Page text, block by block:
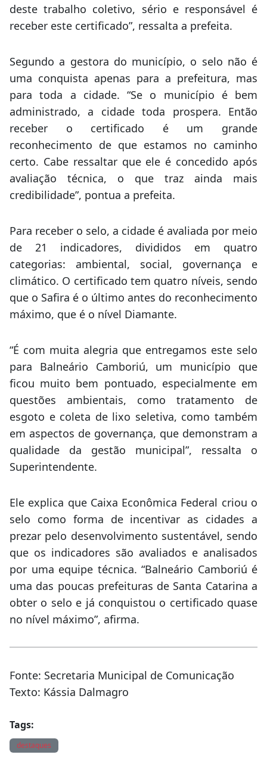
deste trabalho coletivo, sério e responsável é
receber este certificado”, ressalta a prefeita.
Segundo a gestora do município, o selo não é
uma conquista apenas para a prefeitura, mas
para toda a cidade. “Se o município é bem
administrado, a cidade toda prospera. Então
receber o certificado é um grande
reconhecimento de que estamos no caminho
certo. Cabe ressaltar que ele é concedido após
avaliação técnica, o que traz ainda mais
credibilidade”, pontua a prefeita.
Para receber o selo, a cidade é avaliada por meio
de 21 indicadores, divididos em quatro
categorias: ambiental, social, governança e
climático. O certificado tem quatro níveis, sendo
que o Safira é o último antes do reconhecimento
máximo, que é o nível Diamante.
“É com muita alegria que entregamos este selo
para Balneário Camboriú, um município que
ficou muito bem pontuado, especialmente em
questões ambientais, como tratamento de
esgoto e coleta de lixo seletiva, como também
em aspectos de governança, que demonstram a
qualidade da gestão municipal”, ressalta o
Superintendente.
Ele explica que Caixa Econômica Federal criou o
selo como forma de incentivar as cidades a
prezar pelo desenvolvimento sustentável, sendo
que os indicadores são avaliados e analisados
por uma equipe técnica. “Balneário Camboriú é
uma das poucas prefeituras de Santa Catarina a
obter o selo e já conquistou o certificado quase
no nível máximo”, afirma.
Fonte: Secretaria Municipal de Comunicação
Texto: Kássia Dalmagro
Tags:
destaques